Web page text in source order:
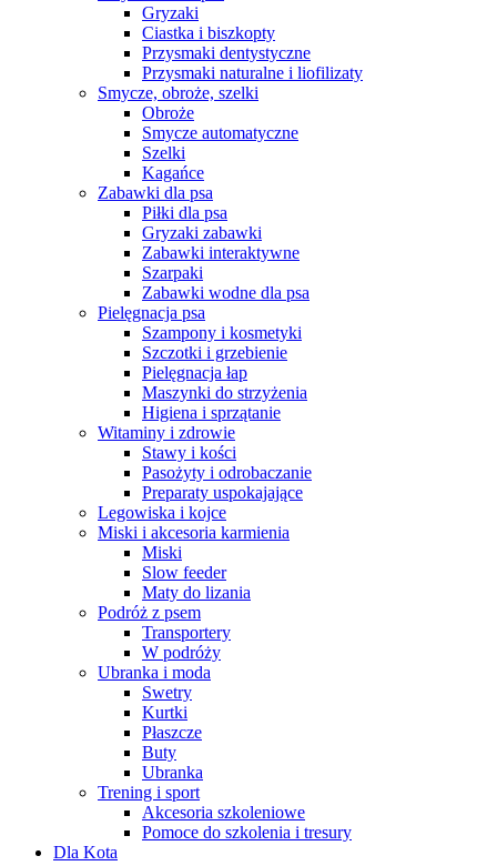
Gryzaki
Ciastka i biszkopty
Przysmaki dentystyczne
Przysmaki naturalne i liofilizaty
Smycze, obroże, szelki
Obroże
Smycze automatyczne
Szelki
Kagańce
Zabawki dla psa
Piłki dla psa
Gryzaki zabawki
Zabawki interaktywne
Szarpaki
Zabawki wodne dla psa
Pielęgnacja psa
Szampony i kosmetyki
Szczotki i grzebienie
Pielęgnacja łap
Maszynki do strzyżenia
Higiena i sprzątanie
Witaminy i zdrowie
Stawy i kości
Pasożyty i odrobaczanie
Preparaty uspokajające
Legowiska i kojce
Miski i akcesoria karmienia
Miski
Slow feeder
Maty do lizania
Podróż z psem
Transportery
W podróży
Ubranka i moda
Swetry
Kurtki
Płaszcze
Buty
Ubranka
Trening i sport
Akcesoria szkoleniowe
Pomoce do szkolenia i tresury
Dla Kota